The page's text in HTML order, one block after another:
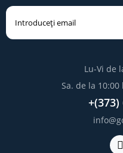
Lu-Vi de
Sa. de la
+(373)